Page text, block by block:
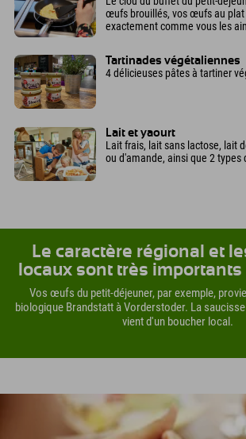
œufs brouillés, vos œufs au
exactement comme vous les
Tartinades végétaliennes
4 délicieuses pâtes à tartiner
Lait et yaourt
Lait frais, lait sans lactose, lait
ou d'amande, ainsi que 2 types
Le caractère régional et
locaux sont très importants
Vos œufs du petit-déjeuner, par exemple,
biologique Brandstatt à Vorderstoder. La
vient d'un boucher local.